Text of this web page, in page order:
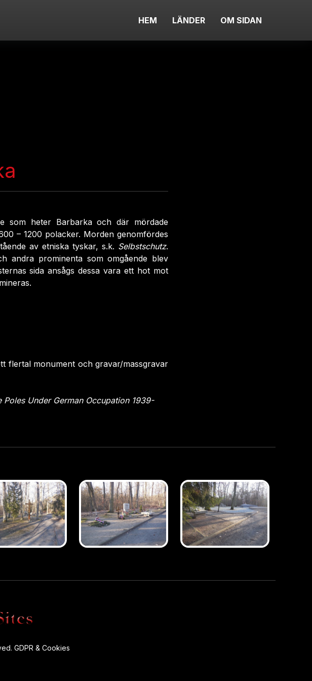
HEM LÄNDER OM SIDAN
som heter Barbarka och där mördade
– 1200 polacker. Morden genomfördes
av etniska tyskar, s.k. Selbstschutz.
andra prominenta som omgående blev
sida ansågs dessa vara ett hot mot
flertal monument och gravar/massgravar
Poles Under German Occupation 1939-
GDPR & Cookies